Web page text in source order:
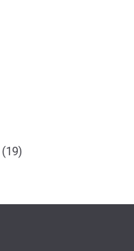
(19)